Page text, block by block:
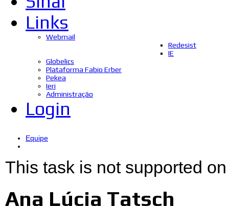
Links
Webmail
Redesist
IE
Globelics
Plataforma Fabio Erber
Pekea
Ieri
Administração
Login
Equipe
This task is not supported
Ana Lúcia Tatsch